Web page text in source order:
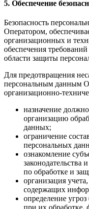
5. Обеспечение
Безопасность
Оператором,
организационных и
обеспечения требований
области защиты
Для предотвращения
персональным данным
организационно-
назначение
организацию
данных;
ограничение
персональных
ознакомление
законодательства
по обработке и
организация
содержащих
определение